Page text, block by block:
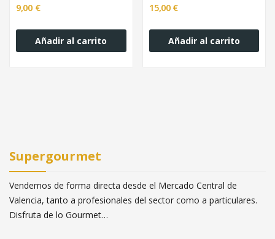
9,00 €
Añadir al carrito
15,00 €
Añadir al carrito
Supergourmet
Vendemos de forma directa desde el Mercado Central de
Valencia, tanto a profesionales del sector como a particulares.
Disfruta de lo Gourmet…